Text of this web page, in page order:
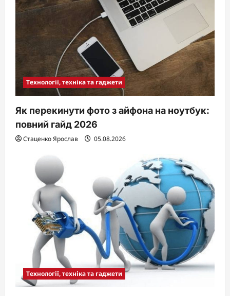
Технології, техніка та гаджети
Як перекинути фото з айфона на ноутбук:
повний гайд 2026
Стаценко Ярослав 05.08.2026
Технології, техніка та гаджети